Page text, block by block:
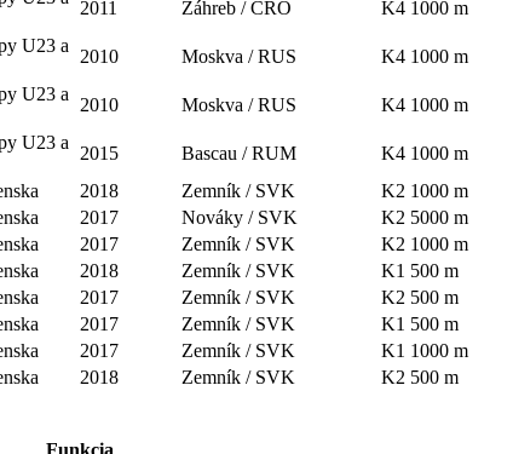
2011 Záhreb / CRO K4 1000 m
U23 a
2010 Moskva / RUS K4 1000 m
U23 a
2010 Moskva / RUS K4 1000 m
U23 a
2015 Bascau / RUM
K4 1000 m
2018 Zemník / SVK
K2 1000 m
2017 Nováky / SVK
K2 5000 m
2017 Zemník / SVK
K2 1000 m
2018 Zemník / SVK
K1 500 m
2017 Zemník / SVK
K2 500 m
2017 Zemník / SVK
K1 500 m
2017 Zemník / SVK
K1 1000 m
2018 Zemník / SVK K2 500 m
Funkcia